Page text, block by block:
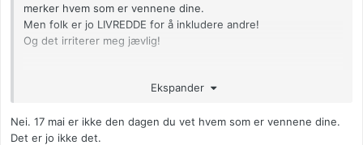
merker hvem som er vennene dine.
Men folk er jo LIVREDDE for å inkludere andre!
Og det irriterer meg jævlig!
Nå skal det ikke være noe pliktvennskap her. Vi skal ikke
trenger det, men å finne noen man trives med, som prioriterer
tid med en.
Ekspander
Nei. 17 mai er ikke den dagen du vet hvem som er vennene dine.
Det er jo ikke det.